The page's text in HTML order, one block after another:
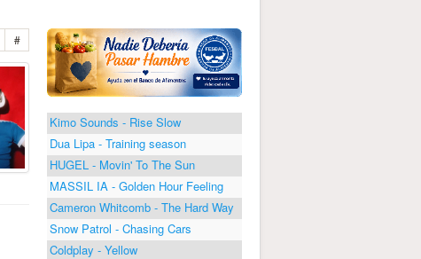
#
Kimo Sounds - Rise Slow
Dua Lipa - Training season
HUGEL - Movin' To The Sun
MASSIL IA - Golden Hour Feeling
Cameron Whitcomb - The Hard Way
Snow Patrol - Chasing Cars
Coldplay - Yellow